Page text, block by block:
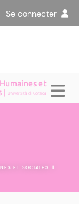
Se connecter
et
|Università di Corsica
ET SOCIALES |